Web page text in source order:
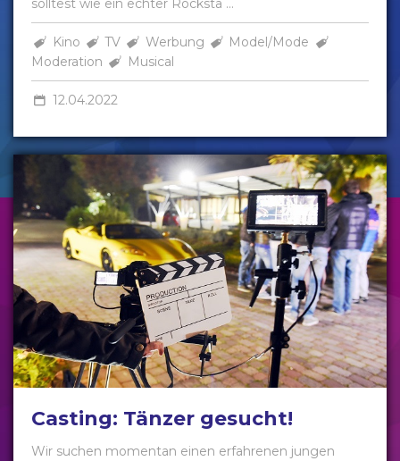
solltest wie ein echter Rocksta ...
Kino TV Werbung
Model/Mode
Moderation
Musical
12.04.2022
Casting: Tänzer gesucht!
Wir suchen momentan einen erfahrenen jungen